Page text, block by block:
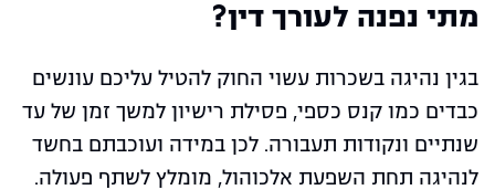
מתי נפנה לעורך דין?
בגין נהיגה בשכרות עשוי החוק להטיל עליכם עונשים
כבדים כמו קנס כספי, פסילת רישיון למשך זמן של עד
שנתיים ונקודות תעבורה. לכן במידה ועוכבתם בחשד
לנהיגה תחת השפעת אלכוהול, מומלץ לשתף פעולה.